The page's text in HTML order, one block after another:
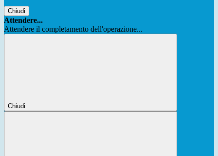
Chiudi
Attendere...
Attendere il completamento dell'operazione...
Chiudi